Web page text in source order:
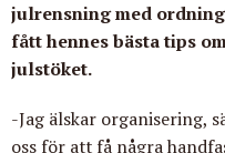
julrensning med
fått hennes bästa tips
julstöket.
-Jag älskar organisering,
oss för att få några